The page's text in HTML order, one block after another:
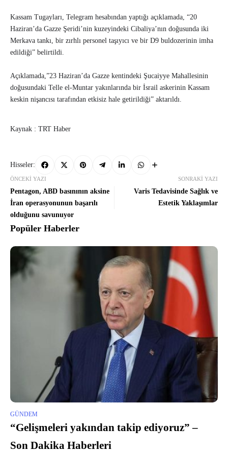
Kassam Tugayları, Telegram hesabından yaptığı açıklamada, “20
Haziran’da Gazze Şeridi’nin kuzeyindeki Cibaliya’nın doğusunda iki
Merkava tankı, bir zırhlı personel taşıyıcı ve bir D9 buldozerinin imha
edildiği” belirtildi.
Açıklamada,”23 Haziran’da Gazze kentindeki Şucaiyye Mahallesinin
doğusundaki Telle el-Muntar yakınlarında bir İsrail askerinin Kassam
keskin nişancısı tarafından etkisiz hale getirildiği” aktarıldı.
Kaynak : TRT Haber
Hisseler:
ÖNCEKI YAZI
Pentagon, ABD basınının aksine
İran operasyonunun başarılı
olduğunu savunuyor
SONRAKI YAZI
Varis Tedavisinde Sağlık ve
Estetik Yaklaşımlar
Popüler Haberler
GÜNDEM
“Gelişmeleri yakından takip ediyoruz” –
Son Dakika Haberleri